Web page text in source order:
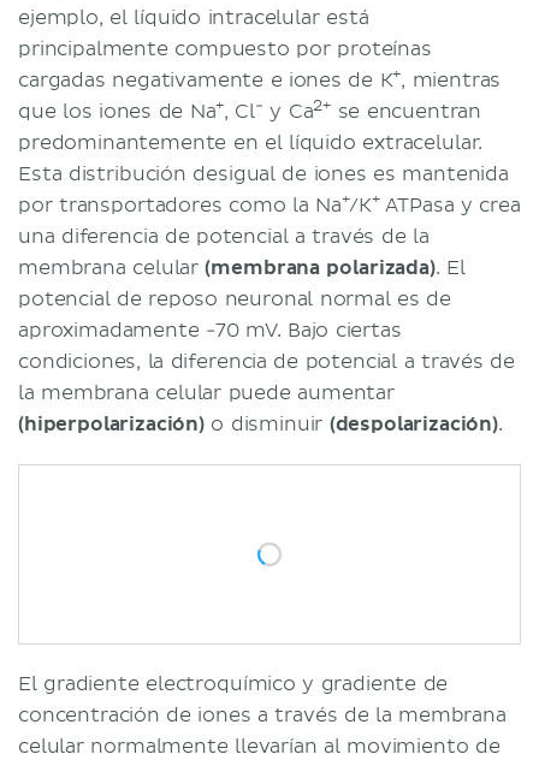
ejemplo, el líquido intracelular está
principalmente compuesto por proteínas
cargadas negativamente e iones de K+, mientras
que los iones de Na+, Cl- y Ca2+ se encuentran
predominantemente en el líquido extracelular.
Esta distribución desigual de iones es mantenida
por transportadores como la Na+/K+ATPasa y crea
una diferencia de potencial a través de la
membrana celular(membrana polarizada). El
potencial de reposo neuronal normal es de
aproximadamente -70 mV. Bajo ciertas
condiciones, la diferencia de potencial a través de
la membrana celular puede aumentar
(hiperpolarización)o disminuir (despolarización).
El gradiente electroquímico y gradiente de
concentración de iones a través de la membrana
celular normalmente llevarían al movimiento de